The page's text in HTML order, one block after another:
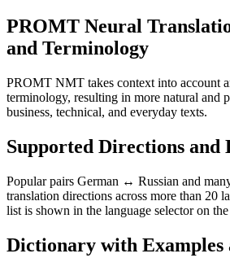
PROMT Neural
and Terminology
PROMT NMT takes context into account
terminology, resulting in more natural and
business, technical, and everyday texts.
Supported Directions and
Popular pairs German ↔ Russian and
translation directions across more than 20
list is shown in the language selector on the
Dictionary with Examples